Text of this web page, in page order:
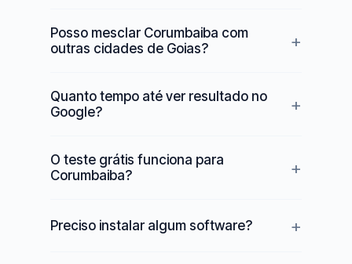
Posso mesclar Corumbaiba com
outras cidades de Goias?
Quanto tempo até ver resultado no
Google?
O teste grátis funciona para
Corumbaiba?
Preciso instalar algum software?